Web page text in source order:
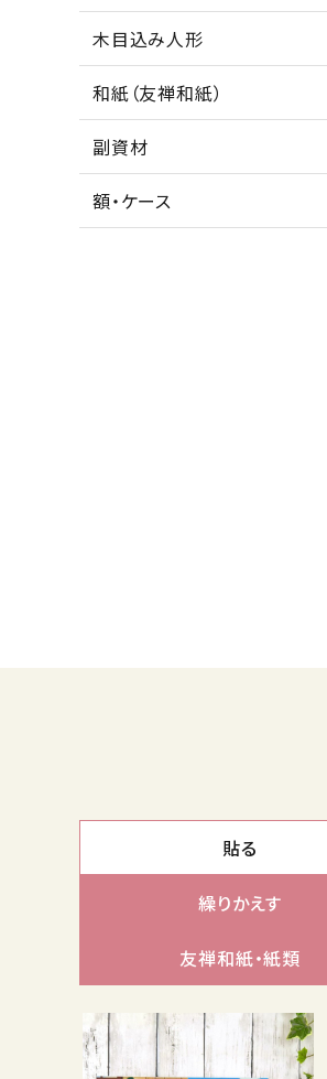
木目込み人形
和紙（友禅和紙）
副資材
額・ケース
貼る
繰りかえす
友禅和紙・紙類